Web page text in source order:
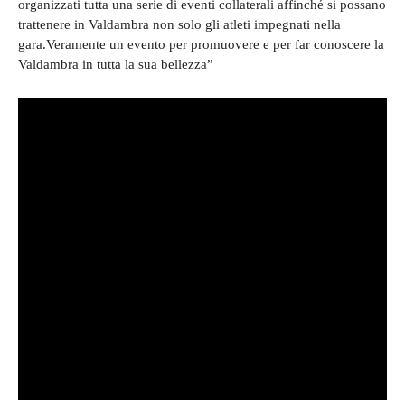
organizzati tutta una serie di eventi collaterali affinché si possano
trattenere in Valdambra non solo gli atleti impegnati nella
gara.Veramente un evento per promuovere e per far conoscere la
Valdambra in tutta la sua bellezza”